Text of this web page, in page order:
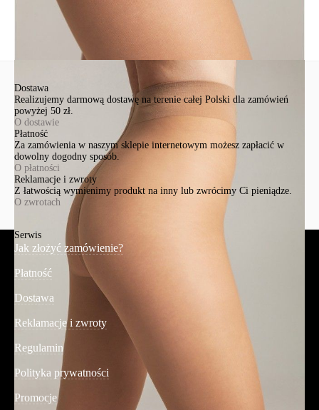
Dostawa
Realizujemy darmową dostawę na terenie całej Polski dla zamówień
powyżej 50 zł.
O dostawie
Płatność
Za zamówienia w naszym sklepie internetowym możesz zapłacić w
dowolny dogodny sposób.
O płatności
Reklamacje i zwroty
Z łatwością wymienimy produkt na inny lub zwrócimy Ci pieniądze.
O zwrotach
Serwis
Jak złożyć zamówienie?
Płatność
Dostawa
Reklamacje i zwroty
Regulamin
Polityka prywatności
Promocje